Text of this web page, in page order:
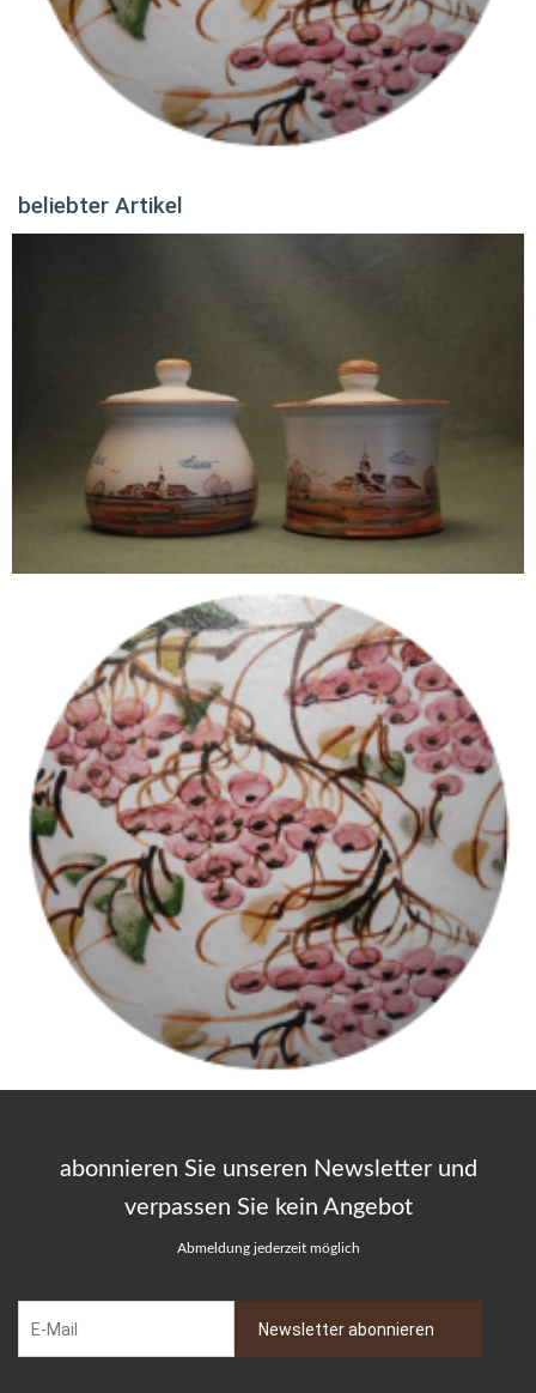
beliebter Artikel
abonnieren Sie unseren Newsletter und
verpassen Sie kein Angebot
Abmeldung jederzeit möglich